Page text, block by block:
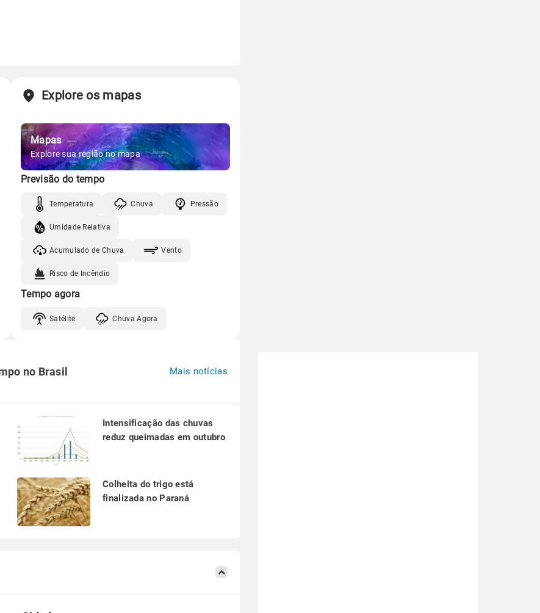
Explore os mapas
Mapas
Explore sua região no mapa
Previsão do tempo
Temperatura Chuva Pressão
Umidade Relativa
Acumulado de Chuva Vento
Risco de Incêndio
Tempo agora
Satélite Chuva Agora
no Brasil Mais notícias
Intensificação das chuvas
reduz queimadas em outubro
Colheita do trigo está
finalizada no Paraná